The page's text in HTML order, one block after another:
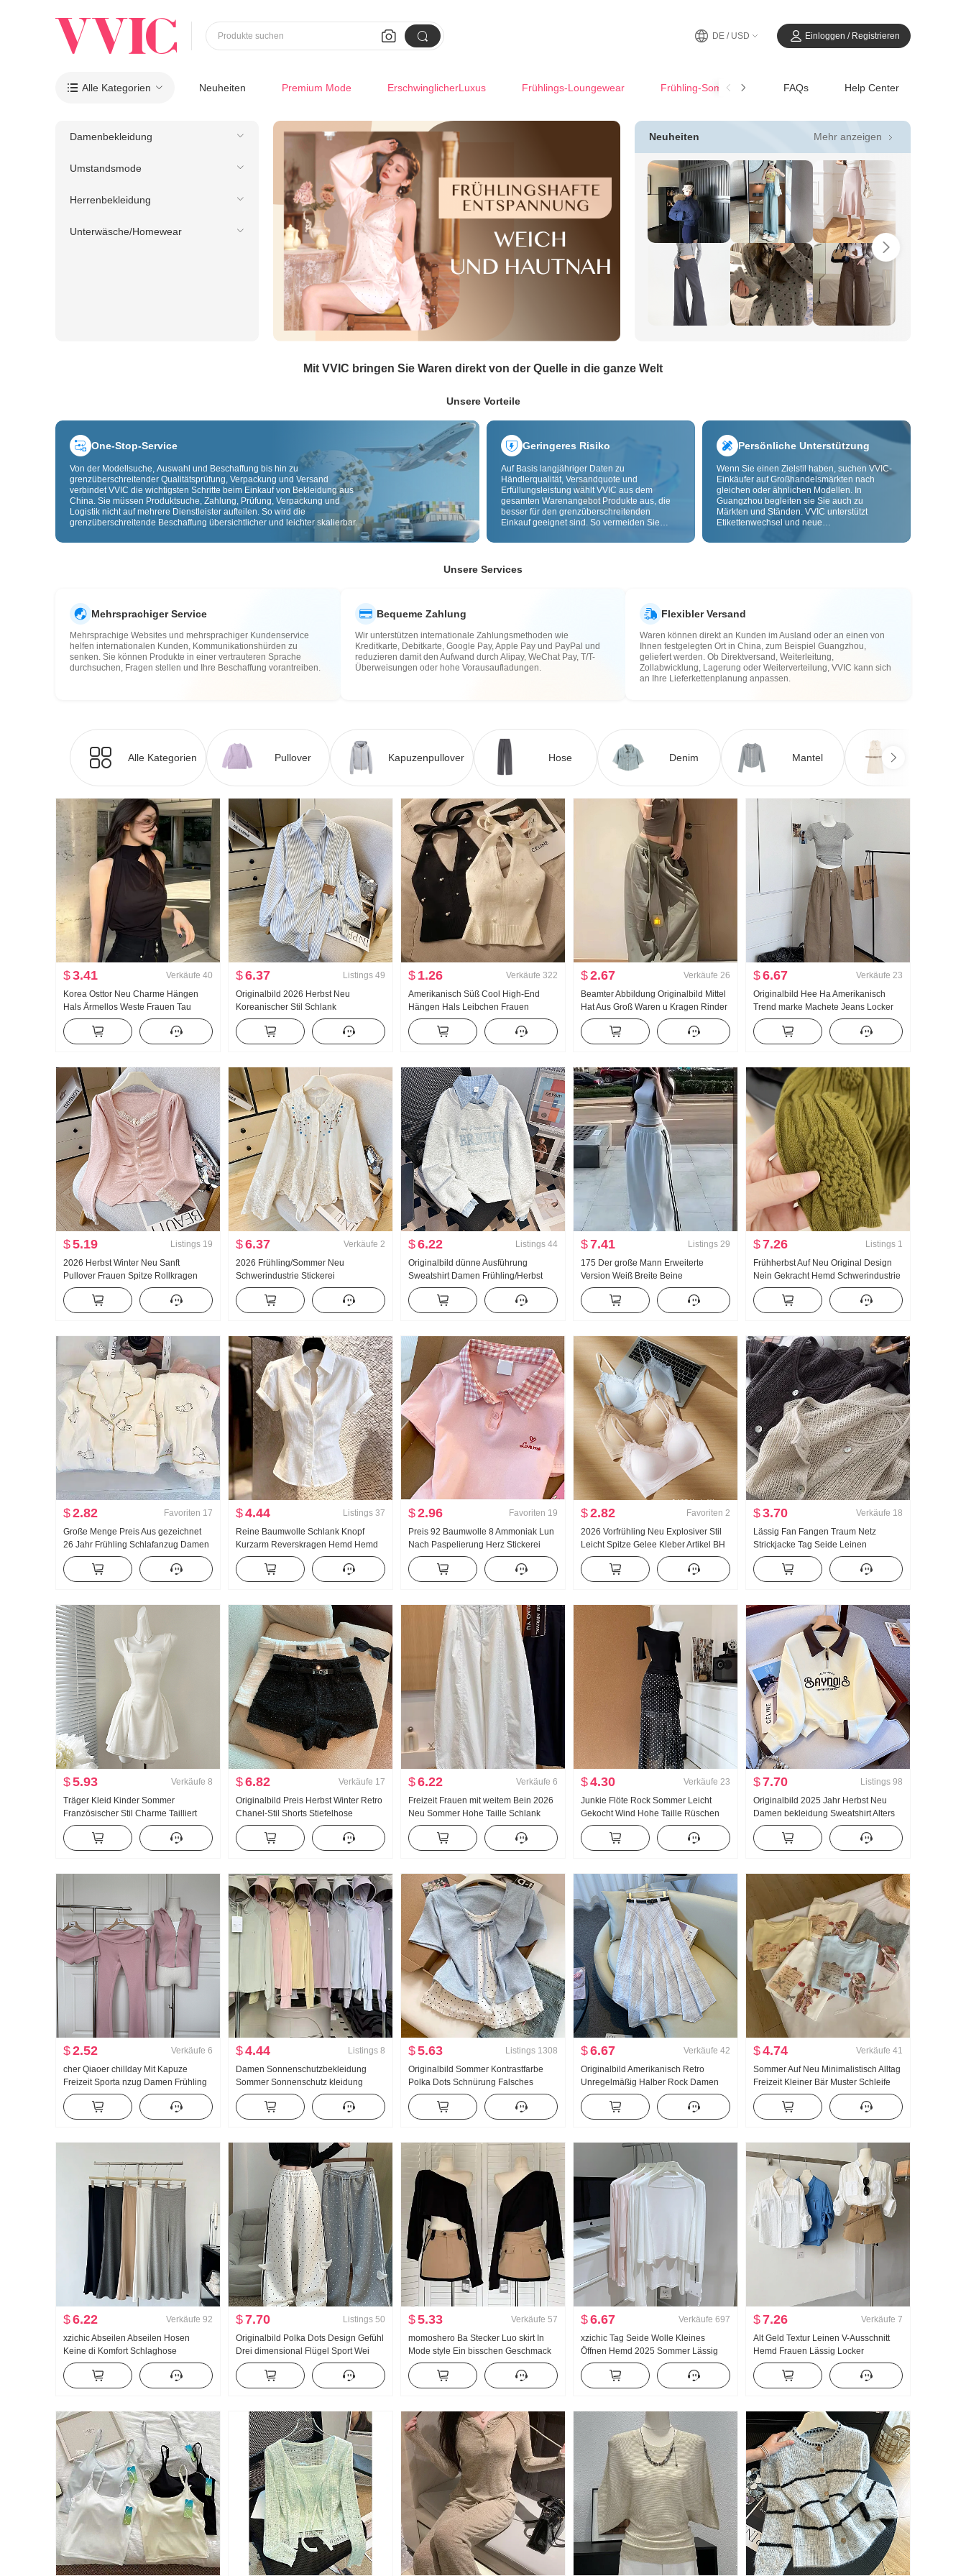
 
Produkte suchen DE / USD Einloggen / Registrieren
 Alle Kategorien Neuheiten Premium Mode ErschwinglicherLuxus Frühlings-Loungewear Frühling-SommerCasual FAQs Help Center
Damenbekleidung
Umstandsmode
Herrenbekleidung
Unterwäsche/Homewear
Neuheiten Mehr anzeigen 
Mit VVIC bringen Sie Waren direkt von der Quelle in die ganze Welt
Unsere Vorteile
One-Stop-Service
Von der Modellsuche, Auswahl und Beschaffung bis hin zu
grenzüberschreitender Qualitätsprüfung, Verpackung und Versand
verbindet VVIC die wichtigsten Schritte beim Einkauf von Bekleidung aus
China. Sie müssen Produktsuche, Zahlung, Prüfung, Verpackung und
Logistik nicht auf mehrere Dienstleister aufteilen. So wird die
grenzüberschreitende Beschaffung übersichtlicher und leichter skalierbar.
Geringeres Risiko
Auf Basis langjähriger Daten zu
Händlerqualität, Versandquote und
Erfüllungsleistung wählt VVIC aus dem
gesamten Warenangebot Produkte aus, die
besser für den grenzüberschreitenden
Einkauf geeignet sind. So vermeiden Sie
riskante Artikel. Cross-Border-
zusätzlich Risiken bei Qualität,
Persönliche Unterstützung
Wenn Sie einen Zielstil haben, suchen VVIC-
Einkäufer auf Großhandelsmärkten nach
gleichen oder ähnlichen Modellen. In
Guangzhou begleiten sie Sie auch zu
Märkten und Ständen. VVIC unterstützt
Etikettenwechsel und neue
Anpassung nach Bild oder Muster, damit Ihre
Unsere Services
Mehrsprachiger Service
Mehrsprachige Websites und mehrsprachiger Kundenservice
helfen internationalen Kunden, Kommunikationshürden zu
senken. Sie können Produkte in einer vertrauteren Sprache
durchsuchen, Fragen stellen und Ihre Beschaffung vorantreiben.
Bequeme Zahlung
Wir unterstützen internationale Zahlungsmethoden wie
Kreditkarte, Debitkarte, Google Pay, Apple Pay und PayPal und
reduzieren damit den Aufwand durch Alipay, WeChat Pay, T/T-
Überweisungen oder hohe Vorausaufladungen.
Flexibler Versand
Waren können direkt an Kunden im Ausland oder an einen von
Ihnen festgelegten Ort in China, zum Beispiel Guangzhou,
geliefert werden. Ob Direktversand, Weiterleitung,
Zollabwicklung, Lagerung oder Weiterverteilung, VVIC kann sich
an Ihre Lieferkettenplanung anpassen.
Alle Kategorien Pullover Kapuzenpullover Hose Denim Mantel
$3.41 Verkäufe 40
Korea Osttor Neu Charme Hängen
Hals Ärmellos Weste Frauen Tau
Schlüsselbein Weiblichkeit Zeigen
Figur Schärpe Top Modisch
$6.37 Listings 49
Originalbild 2026 Herbst Neu
Koreanischer Stil Schlank
Ausländische Atmosphäre Design
Gefühl Nischenprodukt Gestreift
Tailliert Langarm Hemd Frauen
$ 1.26 Verkäufe 322
Amerikanisch Süß Cool High-End
Hängen Hals Leibchen Frauen
Sommer Außerhalb zu tragen
Innerhalb Nehmen Unterhemd Spicy
Girl Strick Bandeau Top
$2.67 Verkäufe 26
Beamter Abbildung Originalbild Mittel
Hat Aus Groß Waren u Kragen Rinder
knochen Schnalle I-Zeichen Weste
Träger Breite Beine Bodenlang Sport
Lange Hose Anzug
$6.67 Verkäufe 23
Originalbild Hee Ha Amerikanisch
Trend marke Machete Jeans Locker
Breite Beine Freizeit Hose
$5.19 Listings 19
2026 Herbst Winter Neu Sanft
Pullover Frauen Spitze Rollkragen
Verdickt Strickpullover Damen Design
Gefühl Spitze Langarm Top
$6.37 Verkäufe 2
2026 Frühling/Sommer Neu
Schwerindustrie Stickerei
Puppenkragen Hemd Frauen
Französischer Stil Retro
Sonnenschutz Strickjacke
$6.22 Listings 44
Originalbild dünne Ausführung
Sweatshirt Damen Frühling/Herbst
Neu Han Abteilung Falsches
Zweiteiler Locker Dorn Stickerei
Gestreift Polo-Kragen Top
$7.41 Listings 29
175 Der große Mann Erweiterte
Version Weiß Breite Beine
Jogginghose Damen Frühling/Herbst
Neu Vielseitig kombinierbar Gestreift
Freizeit Bodenlang Hose
$7.26 Listings 1
Frühherbst Auf Neu Original Design
Nein Gekracht Hemd Schwerindustrie
Jacquard Strick Top Damen Herbst
Neu Schlank
$2.82 Favoriten 17
Große Menge Preis Aus gezeichnet
26 Jahr Frühling Schlafanzug Damen
Neu Wolken Baumwolle Langarm
Klein Reverskragen Home Service
Anzug Live-Übertragung Hoch
$4.44 Listings 37
Reine Baumwolle Schlank Knopf
Kurzarm Reverskragen Hemd Hemd
Damen 2026 Sommer Fort geschritten
Gefühl Leicht Luxus Sanft Wind Top
$2.96 Favoriten 19
Preis 92 Baumwolle 8 Ammoniak Lun
Nach Paspelierung Herz Stickerei
Süß Kurz Polo-Kragen T-Shirt Schlank
Petite Modisch
$2.82 Favoriten 2
2026 Vorfrühling Neu Explosiver Stil
Leicht Spitze Gelee Kleber Artikel BH
Innerhalb Gürtel Brust Pad Schlank
Weste Frauen
$3.70 Verkäufe 18
Lässig Fan Fangen Traum Netz
Strickjacke Tag Seide Leinen
Handarbeit Wählen Loch
Durchbrochen Strick Strickjacke
Damen Klimaanlage Sonnenschutz
$5.93 Verkäufe 8
Träger Kleid Kinder Sommer
Französischer Stil Charme Tailliert
Schlank Trägerkleid Minirock
$6.82 Verkäufe 17
Originalbild Preis Herbst Winter Retro
Chanel-Stil Shorts Stiefelhose
$6.22 Verkäufe 6
Freizeit Frauen mit weitem Bein 2026
Neu Sommer Hohe Taille Schlank
Große Größe Petite Minimalistisch
Locker Neun Punkte Machete Hosen
$4.30 Verkäufe 23
Junkie Flöte Rock Sommer Leicht
Gekocht Wind Hohe Taille Rüschen
Schlitz Schwarz Polka Dots Halber
Rock Tag Seide Schräg Schulter
Kleidung
$7.70 Listings 98
Originalbild 2025 Jahr Herbst Neu
Damen bekleidung Sweatshirt Alters
reduzierung Die Hälfte
Reißverschluss Mode Polo-Kragen
Freizeit Vielseitig kombinierbar
$2.52 Verkäufe 6
cher Qiaoer chillday Mit Kapuze
Freizeit Sporta nzug Damen Frühling
Schulterfrei Jacke Schlaghose
Dreiteiliges Set
$4.44 Listings 8
Damen Sonnenschutzbekleidung
Sommer Sonnenschutz kleidung
Nylon dünne Ausführung Eis Seide
Atmungsaktiv Jacke Locker Große
Größe Hoodie
$5.63 Listings 1308
Originalbild Sommer Kontrastfarbe
Polka Dots Schnürung Falsches
Zweiteiler Kurzarm T-Shirt Damen
Sommer Neu Süßer Stil
Nischenprodukt Top
$6.67 Verkäufe 42
Originalbild Amerikanisch Retro
Unregelmäßig Halber Rock Damen
Leinen Mittel-Langer Rock Kariert A-
Linien-Rock Unregelmäßig
Fischschwanz Pendel Rock
$4.74 Verkäufe 41
Sommer Auf Neu Minimalistisch Alltag
Freizeit Kleiner Bär Muster Schleife
Locker Nischenprodukt Kurzarm T-
Shirt Koreanischer Stil Strick Top
$6.22 Verkäufe 92
xzichic Abseilen Abseilen Hosen
Keine di Komfort Schlaghose
Frühling/Sommer Neu Elegant Lange
Hose Schlank Freizeithose Damen
$7.70 Listings 50
Originalbild Polka Dots Design Gefühl
Drei dimensional Flügel Sport Wei
Hosen Damen Neu Leicht Asien Wind
Locker Gerade geschnitten Schlank
Freizeithose
$5.33 Verkäufe 57
momoshero Ba Stecker Luo skirt In
Mode style Ein bisschen Geschmack
de Arbeitskleidung Farbblock Halber
Rock
$6.67 Verkäufe 697
xzichic Tag Seide Wolle Kleines
Öffnen Hemd 2025 Sommer Lässig
Wind Top Neu Strick Fallen Schulter
Dünn Jacke Frauen
$7.26 Verkäufe 7
Alt Geld Textur Leinen V-Ausschnitt
Hemd Frauen Lässig Locker
Atmungsaktiv dünne Ausführung
Langarm Hemd